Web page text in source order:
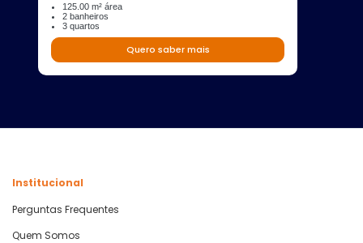
125.00 m² área
2 banheiros
3 quartos
Quero saber mais
Institucional
Perguntas Frequentes
Quem Somos